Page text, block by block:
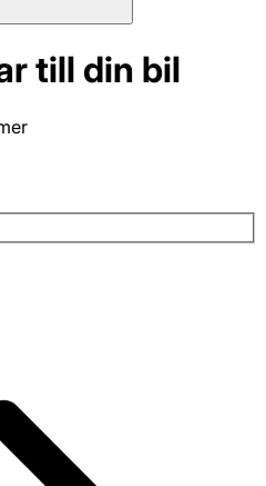
till din bil